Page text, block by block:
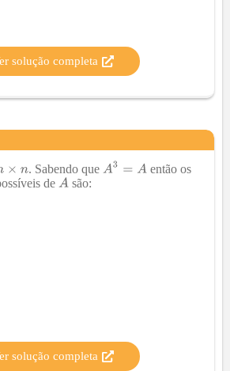
solução completa
. Sabendo que
então os
de
são:
solução completa